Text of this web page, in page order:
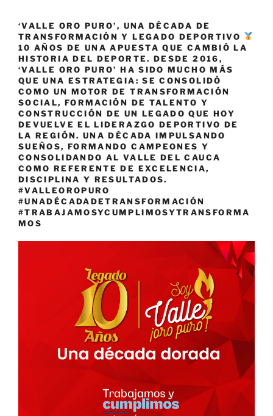
‘VALLE ORO PURO’, UNA DÉCADA DE
TRANSFORMACIÓN Y LEGADO DEPORTIVO
10 AÑOS DE UNA APUESTA QUE CAMBIÓ LA
HISTORIA DEL DEPORTE. DESDE 2016,
‘VALLE ORO PURO’ HA SIDO MUCHO MÁS
QUE UNA ESTRATEGIA: SE CONSOLIDÓ
COMO UN MOTOR DE TRANSFORMACIÓN
SOCIAL, FORMACIÓN DE TALENTO Y
CONSTRUCCIÓN DE UN LEGADO QUE HOY
DEVUELVE EL LIDERAZGO DEPORTIVO DE
LA REGIÓN. UNA DÉCADA IMPULSANDO
SUEÑOS, FORMANDO CAMPEONES Y
CONSOLIDANDO AL VALLE DEL CAUCA
COMO REFERENTE DE EXCELENCIA,
DISCIPLINA Y RESULTADOS.
#VALLEOROPURO
#UNADÉCADADETRANSFORMACIÓN
#TRABAJAMOSYCUMPLIMOSYTRANSFORMA
MOS